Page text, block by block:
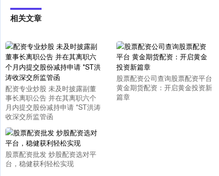
相关文章
配资专业炒股 未及时披露副董
事长离职公告 并在其离职六个
月内提交股份减持申请 *ST洪涛
收深交所监管函
股票配资公司查询股票配资平台
黄金期货配资：开启黄金投资新
篇章
股票配资批发 炒股配资选对平
台，稳健获利轻松实现